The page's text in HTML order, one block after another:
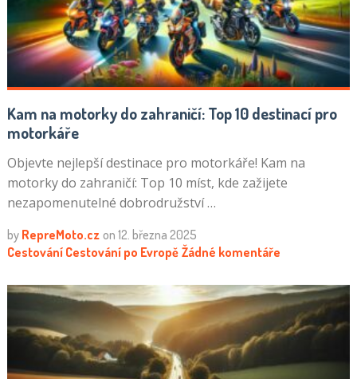
Kam na motorky do zahraničí: Top 10 destinací pro
motorkáře
Objevte nejlepší destinace pro motorkáře! Kam na
motorky do zahraničí: Top 10 míst, kde zažijete
nezapomenutelné dobrodružství …
by RepreMoto.cz on 12. března 2025
Cestování Cestování po Evropě Žádné komentáře